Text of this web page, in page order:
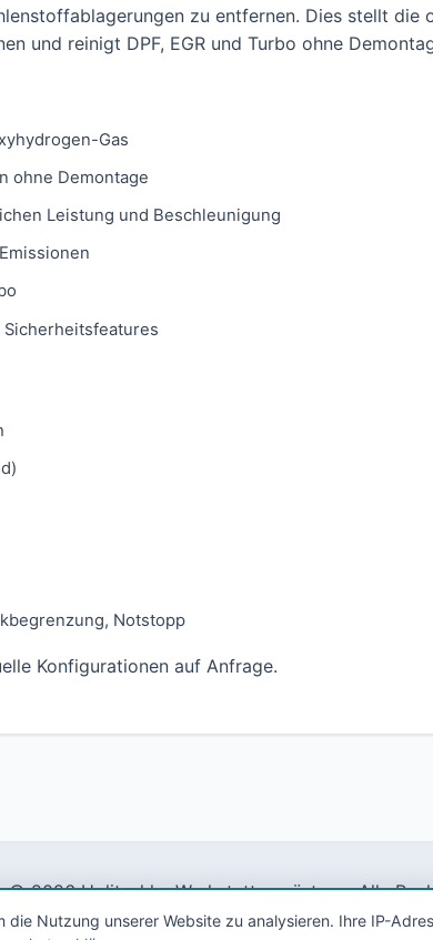
zu entfernen. Dies stellt
und reinigt DPF, EGR und Turbo ohne
Gas
ohne Demontage
Leistung und Beschleunigung
Notstopp
Konfigurationen auf Anfrage.
© 2026 Holitschke Werkstattausrüstung. Alle
Impressum AGB Datenschutz
die Nutzung unserer Website zu analysieren. Ihre IP-